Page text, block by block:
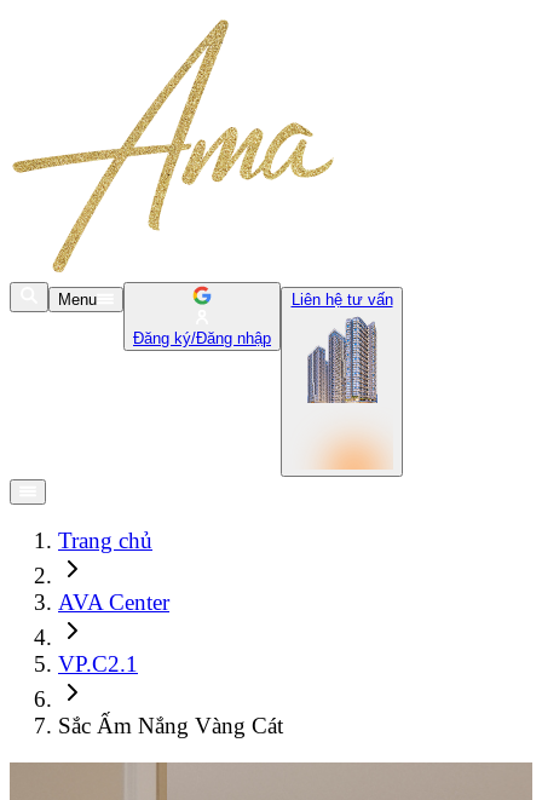
Menu
Đăng ký/Đăng nhập
Liên hệ tư vấn
Trang chủ
AVA Center
VP.C2.1
Sắc Ấm Nắng Vàng Cát